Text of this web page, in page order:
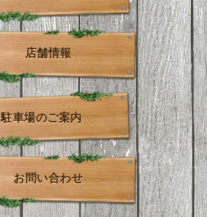
店舗情報
駐車場のご案内
お問い合わせ